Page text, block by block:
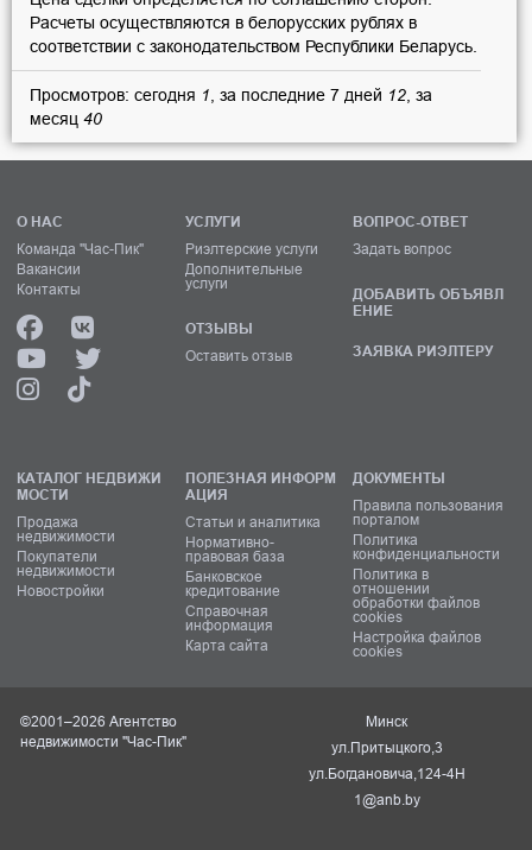
Расчеты осуществляются в белорусских рублях в
соответствии с законодательством Республики Беларусь.
Просмотров: сегодня 1 , за последние 7 дней 12 , за
месяц 40
О НАС
Команда "Час-Пик"
Вакансии
Контакты
УСЛУГИ
Риэлтерские услуги
Дополнительные
услуги
ОТЗЫВЫ
Оставить отзыв
ВОПРОС-ОТВЕТ
Задать вопрос
ДОБАВИТЬ ОБЪЯВЛ
ЕНИЕ
ЗАЯВКА РИЭЛТЕРУ
КАТАЛОГ НЕДВИЖИ
МОСТИ
Продажа
недвижимости
Покупатели
недвижимости
Новостройки
ПОЛЕЗНАЯ ИНФОРМ
АЦИЯ
Статьи и аналитика
Нормативно-
правовая база
Банковское
кредитование
Справочная
информация
Карта сайта
ДОКУМЕНТЫ
Правила пользования
порталом
Политика
конфиденциальности
Политика в
отношении
обработки файлов
cookies
Настройка файлов
cookies
©2001–2026 Агентство
недвижимости "Час-Пик"
Минск
ул.Притыцкого,3
ул.Богдановича,124-4Н
1@anb.by